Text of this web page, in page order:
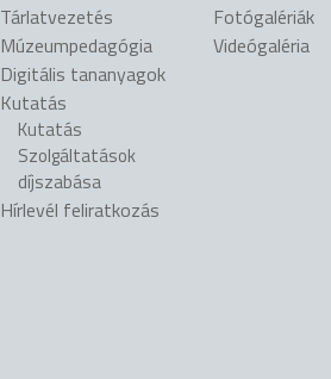
Tárlatvezetés
Múzeumpedagógia
Digitális tananyagok
Kutatás
Kutatás
Szolgáltatások
díjszabása
Hírlevél feliratkozás
Fotógalériák
Videógaléria